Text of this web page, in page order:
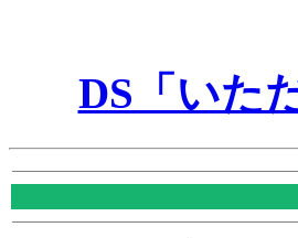
DS「いた